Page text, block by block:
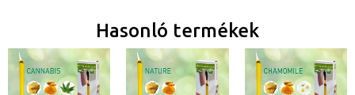
Hasonló termékek